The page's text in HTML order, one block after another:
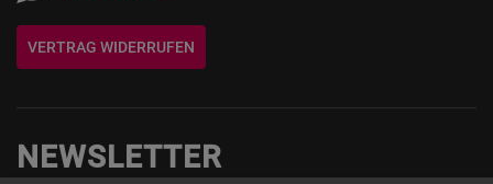
VERTRAG WIDERRUFEN
NEWSLETTER